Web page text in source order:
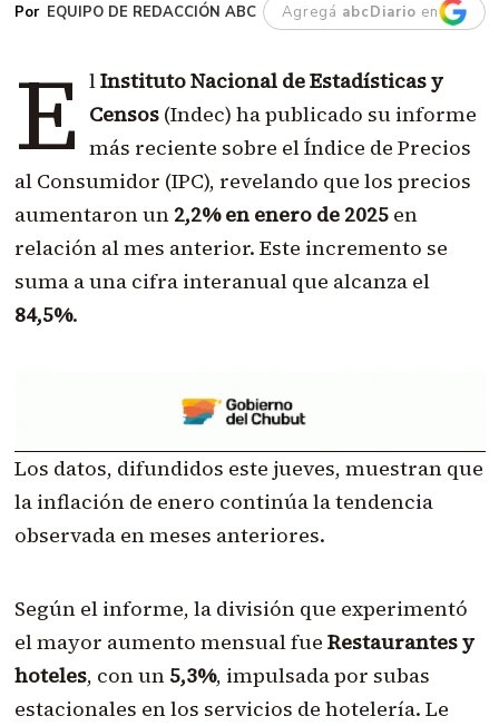
EQUIPO DE REDACCIÓN ABC Agregá abcDiario en
E lInstituto Nacional de Estadísticas y
Censos(Indec) ha publicado su informe
más reciente sobre el Índice de Precios
al Consumidor (IPC), revelando que los precios
aumentaron un 2,2% en enero de 2025en
relación al mes anterior. Este incremento se
suma a una cifra interanual que alcanza el
84,5%.
Los datos, difundidos este jueves, muestran que
la inflación de enero continúa la tendencia
observada en meses anteriores.
Según el informe, la división que experimentó
el mayor aumento mensual fue Restaurantes y
hoteles, con un 5,3%, impulsada por subas
estacionales en los servicios de hotelería. Le